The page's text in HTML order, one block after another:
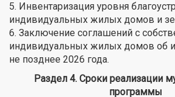
5. Инвентаризация уровня
индивидуальных жилых домов и
6. Заключение соглашений с
индивидуальных жилых домов об
не позднее 2026 года.
Раздел 4. Сроки реализации
программы